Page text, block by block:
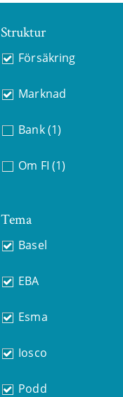
Struktur
Försäkring
Marknad
Bank (1)
Om FI (1)
Tema
Basel
EBA
Esma
Iosco
Podd